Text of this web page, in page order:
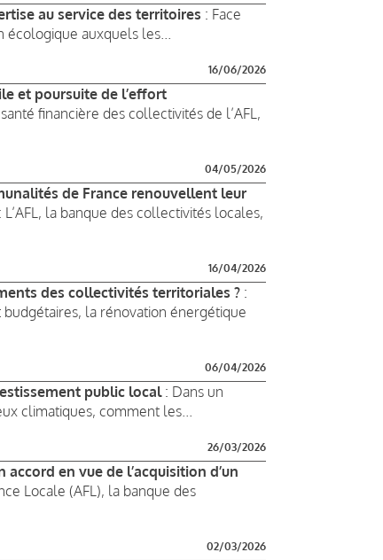
au service des territoires : Face
auxquels les...
16/06/2026
et poursuite de l’effort
financière des collectivités de l’AFL,
04/05/2026
de France renouvellent leur
la banque des collectivités locales,
16/04/2026
des collectivités territoriales ? :
la rénovation énergétique
06/04/2026
public local: Dans un
climatiques, comment les...
26/03/2026
accord en vue de l’acquisition d’un
Locale (AFL), la banque des
02/03/2026